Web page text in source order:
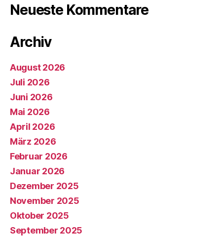
Neueste Kommentare
Archiv
August 2026
Juli 2026
Juni 2026
Mai 2026
April 2026
März 2026
Februar 2026
Januar 2026
Dezember 2025
November 2025
Oktober 2025
September 2025